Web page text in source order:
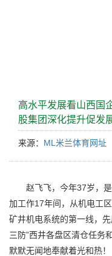
高水平发展看山西国
股集团深化提升促发
来源： ML米兰体育网址
赵飞飞，今年37岁，是
加工作17年间，从机电工
矿井机电系统的第一线，
三防”西井各盘区清仓任务
默默无闻地奉献着光和热！